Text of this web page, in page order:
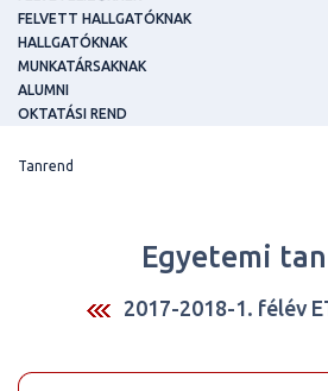
FELVETT HALLGATÓKNAK
HALLGATÓKNAK
MUNKATÁRSAKNAK
ALUMNI
OKTATÁSI REND
Tanrend
Egyetemi
2017-2018-1. félév